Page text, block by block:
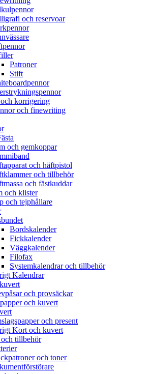
och reservoar
Patroner
Stift
korrigering
och finewriting
och gemkoppar
och häftpistol
och tillbehör
och fästkuddar
och klister
och tejphållare
Bordskalender
Fickkalender
Väggkalender
Filofax
Systemkalendrar och tillbehör
Kalendrar
och provsäckar
och kuvert
och present
Kort och kuvert
tillbehör
och toner